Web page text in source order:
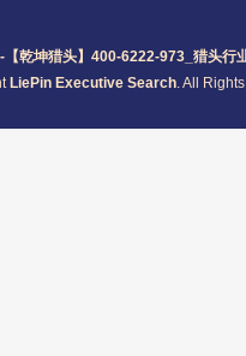
-【乾坤猎头】400-6222-973_ 猎头行
LiePin Executive Search. All